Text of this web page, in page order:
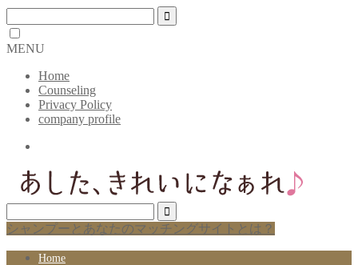
MENU
Home
Counseling
Privacy Policy
company profile
シャンプーとあなたのマッチングサイトとは？
Home